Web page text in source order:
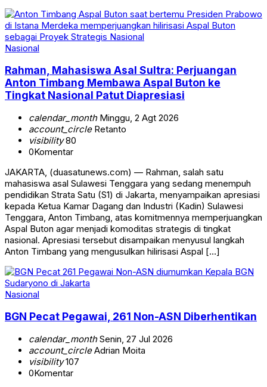
Nasional
Rahman, Mahasiswa Asal Sultra: Perjuangan
Anton Timbang Membawa Aspal Buton ke
Tingkat Nasional Patut Diapresiasi
calendar_monthMinggu, 2 Agt 2026
account_circleRetanto
visibility80
0Komentar
JAKARTA, (duasatunews.com) — Rahman, salah satu
mahasiswa asal Sulawesi Tenggara yang sedang menempuh
pendidikan Strata Satu (S1) di Jakarta, menyampaikan apresiasi
kepada Ketua Kamar Dagang dan Industri (Kadin) Sulawesi
Tenggara, Anton Timbang, atas komitmennya memperjuangkan
Aspal Buton agar menjadi komoditas strategis di tingkat
nasional. Apresiasi tersebut disampaikan menyusul langkah
Anton Timbang yang mengusulkan hilirisasi Aspal […]
Nasional
BGN Pecat Pegawai, 261 Non-ASN Diberhentikan
calendar_monthSenin, 27 Jul 2026
account_circleAdrian Moita
visibility107
0Komentar